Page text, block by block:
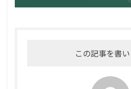
この記事を書